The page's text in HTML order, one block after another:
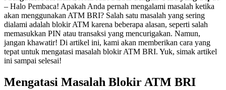
– Halo Pembaca! Apakah Anda pernah mengalami masalah ketika
akan menggunakan ATM BRI? Salah satu masalah yang sering
dialami adalah blokir ATM karena beberapa alasan, seperti salah
memasukkan PIN atau transaksi yang mencurigakan. Namun,
jangan khawatir! Di artikel ini, kami akan memberikan cara yang
tepat untuk mengatasi masalah blokir ATM BRI. Yuk, simak artikel
ini sampai selesai!
Mengatasi Masalah Blokir ATM BRI